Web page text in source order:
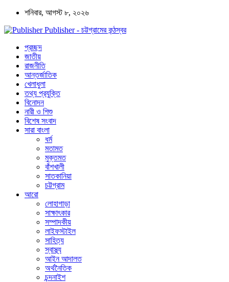
শনিবার, আগস্ট ৮, ২০২৬
Publisher - চট্টগ্রামের কন্ঠস্বর
প্রচ্ছদ
জাতীয়
রাজনীতি
আন্তর্জাতিক
খেলাধুলা
তথ্য প্রযুক্তি
বিনোদন
নারী ও শিশু
বিশেষ সংবাদ
সারা বাংলা
ধর্ম
মতামত
মুক্তমত
বাঁশখালী
সাতকানিয়া
চট্টগ্রাম
আরো
লোহাগাড়া
সাক্ষাৎকার
সম্পাদকীয়
লাইফস্টাইল
সাহিত্য
স্বাস্থ্য
আইন আদালত
অর্থনৈতিক
চন্দনাইশ